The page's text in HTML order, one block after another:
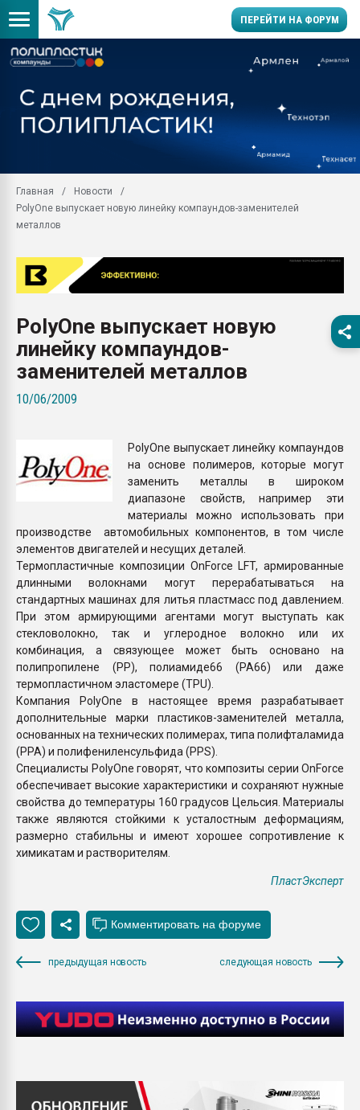
ПЕРЕЙТИ НА ФОРУМ
заводу пластмасс"
первый план в
28.07.2026
ситуацией на
Всё, что касается
Главная
Новости
PolyOne выпускает новую линейку компаундов-заменителей
металлов
PolyOne выпускает новую
линейку компаундов-
заменителей металлов
10/06/2009
PolyOne выпускает линейку компаундов
на основе полимеров, которые могут
заменить металлы в широком
диапазоне свойств, например эти
материалы можно использовать при
производстве автомобильных компонентов, в том числе
элементов двигателей и несущих деталей.
Термопластичные композиции OnForce LFT, армированные
длинными волокнами могут перерабатываться на
стандартных машинах для литья пластмасс под давлением.
При этом армирующими агентами могут выступать как
стекловолокно, так и углеродное волокно или их
комбинация, а связующее может быть основано на
полипропилене (PP), полиамиде66 (PA66) или даже
термопластичном эластомере (TPU).
Компания PolyOne в настоящее время разрабатывает
дополнительные марки пластиков-заменителей металла,
основанных на технических полимерах, типа полифталамида
(PPA) и полифениленсульфида (PPS).
Специалисты PolyOne говорят, что композиты серии OnForce
обеспечивает высокие характеристики и сохраняют нужные
свойства до температуры 160 градусов Цельсия. Материалы
также являются стойкими к усталостным деформациям,
размерно стабильны и имеют хорошее сопротивление к
химикатам и растворителям.
ПластЭксперт
предыдущая новость следующая новость